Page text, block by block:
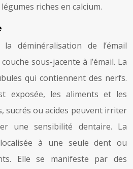
riches en calcium.
déminéralisation de l’émail
sous-jacente à l’émail. La
qui contiennent des nerfs.
exposée, les aliments et les
sucrés ou acides peuvent irriter
une sensibilité dentaire. La
à une seule dent ou
Elle se manifeste par des